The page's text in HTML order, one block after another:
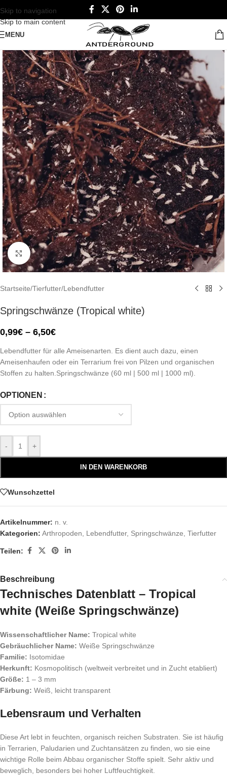
Skip to navigation
Skip to main content
MENU
Click to enlarge
Startseite/Tierfutter/Lebendfutter
Springschwänze (Tropical white)
0,99€ – 6,50€
Lebendfutter für alle Ameisenarten. Es dient auch dazu, einen
Ameisenhaufen oder ein Terrarium frei von Pilzen und organischen
Stoffen zu halten.Springschwänze (60 ml | 500 ml | 1000 ml).
OPTIONEN
- +
IN DEN WARENKORB
Wunschzettel
Artikelnummer: n. v.
Kategorien: Arthropoden Lebendfutter, Springschwänze Tierfutter
Teilen:
Beschreibung
Technisches Datenblatt – Tropical
white (Weiße Springschwänze)
Wissenschaftlicher Name: Tropical white
Gebräuchlicher Name: Weiße Springschwänze
Familie: Isotomidae
Herkunft: Kosmopolitisch (weltweit verbreitet und in Zucht etabliert)
Größe: 1 – 3 mm
Färbung: Weiß, leicht transparent
Lebensraum und Verhalten
Diese Art lebt in feuchten, organisch reichen Substraten. Sie ist häufig
in Terrarien, Paludarien und Zuchtansätzen zu finden, wo sie eine
wichtige Rolle beim Abbau organischer Stoffe spielt. Sehr aktiv und
beweglich, besonders bei hoher Luftfeuchtigkeit.